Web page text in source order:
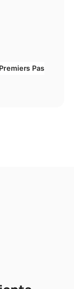
Premiers Pas